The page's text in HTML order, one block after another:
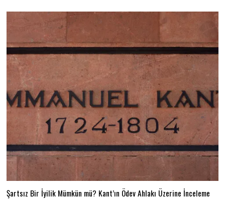
Şartsız Bir İyilik Mümkün mü? Kant’ın Ödev Ahlakı Üzerine İnceleme